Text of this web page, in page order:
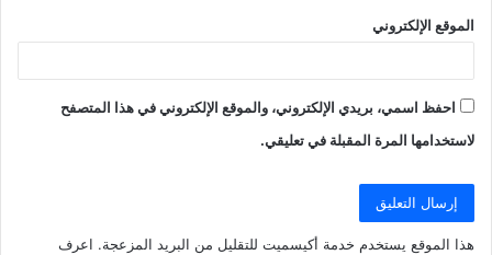
الموقع الإلكتروني
احفظ اسمي، بريدي الإلكتروني، والموقع الإلكتروني في هذا المتصفح
لاستخدامها المرة المقبلة في تعليقي.
هذا الموقع يستخدم خدمة أكيسميت للتقليل من البريد المزعجة. اعرف